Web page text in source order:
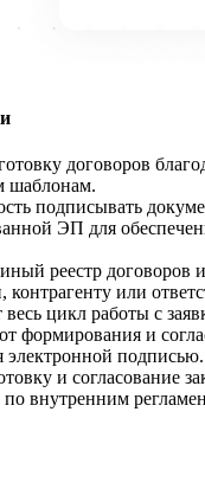
договоров
шаблонам.
подписывать
ЭП для
реестр договоров
контрагенту или
цикл работы с
формирования и
электронной подписью.
и согласование
внутренним